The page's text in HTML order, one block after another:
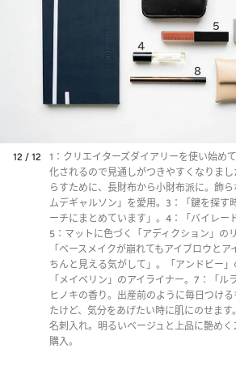
12 / 12
1：クリエイターズダイアリーを使い始め
化されるので見通しがつきやすくなりま
らすために、長財布から小財布派に。飾
ムデギャルソン」を愛用。3：「鍵を探す
ーチにまとめています」。4：「バイレー
5：マットに色づく「アディクション」の
「ベースメイクが崩れてもアイブロウと
ちんと見える気がして」。「アンドビー
「メイベリン」のアイライナー。7：「ル
ヒノキの香り。出産前のように毎日つけ
たけど、気分をあげたい時に肌にのせま
名刺入れ。明るいベージュと上品に艶めく
購入。